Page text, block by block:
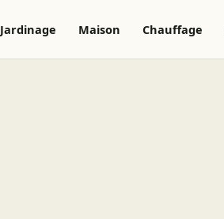
Jardinage Maison Chauffage